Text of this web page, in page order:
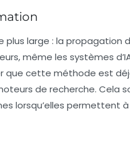
plus large : la propagation
même les systèmes
que cette méthode est
de recherche. Cela
lorsqu’elles permettent